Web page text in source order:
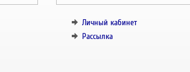
Личный кабинет
Рассылка